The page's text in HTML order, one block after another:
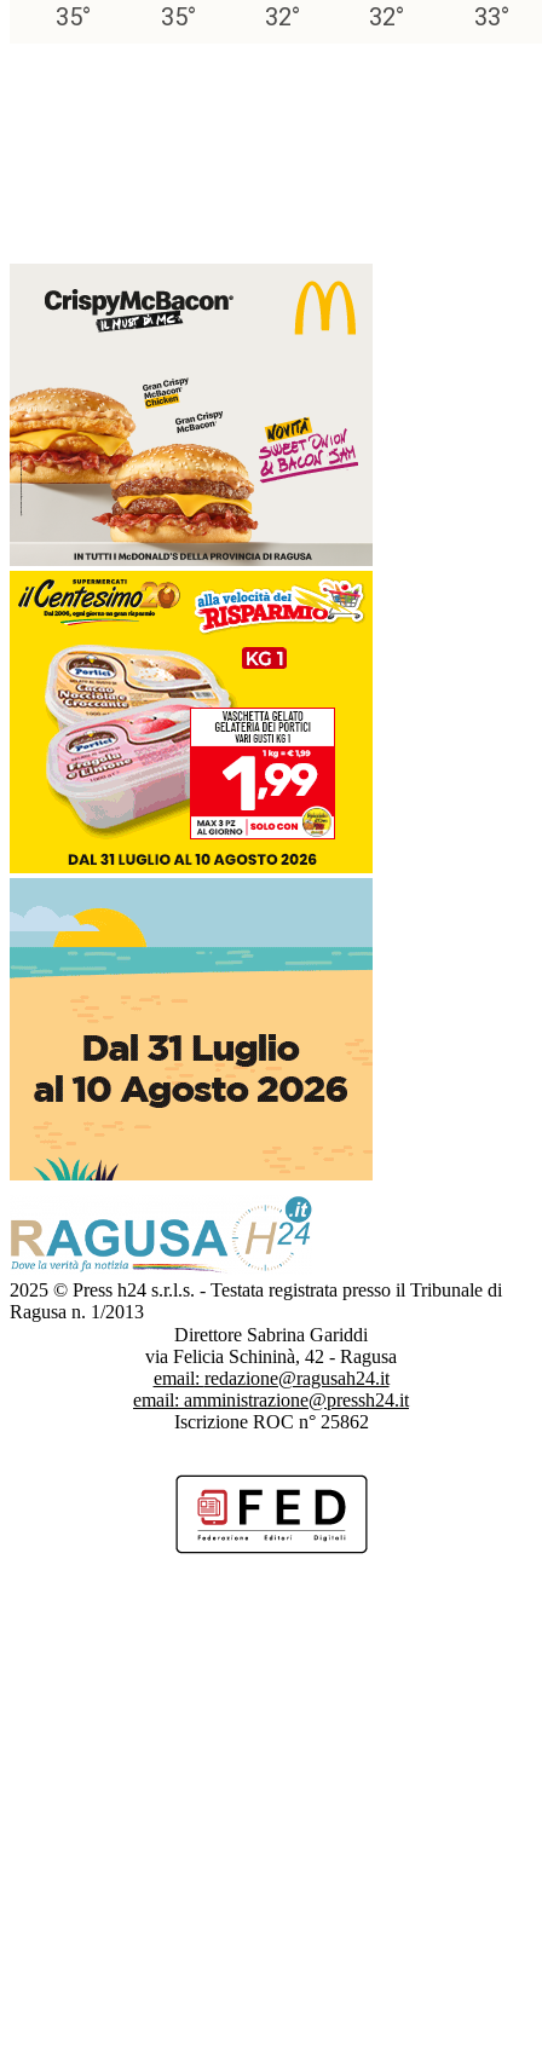
35° 35° 32° 32° 33°
2025 © Press h24 s.r.l.s. - Testata registrata presso il Tribunale di
Ragusa n. 1/2013
Direttore Sabrina Gariddi
via Felicia Schininà, 42 - Ragusa
email: redazione@ragusah24.it
email: amministrazione@pressh24.it
Iscrizione ROC n° 25862